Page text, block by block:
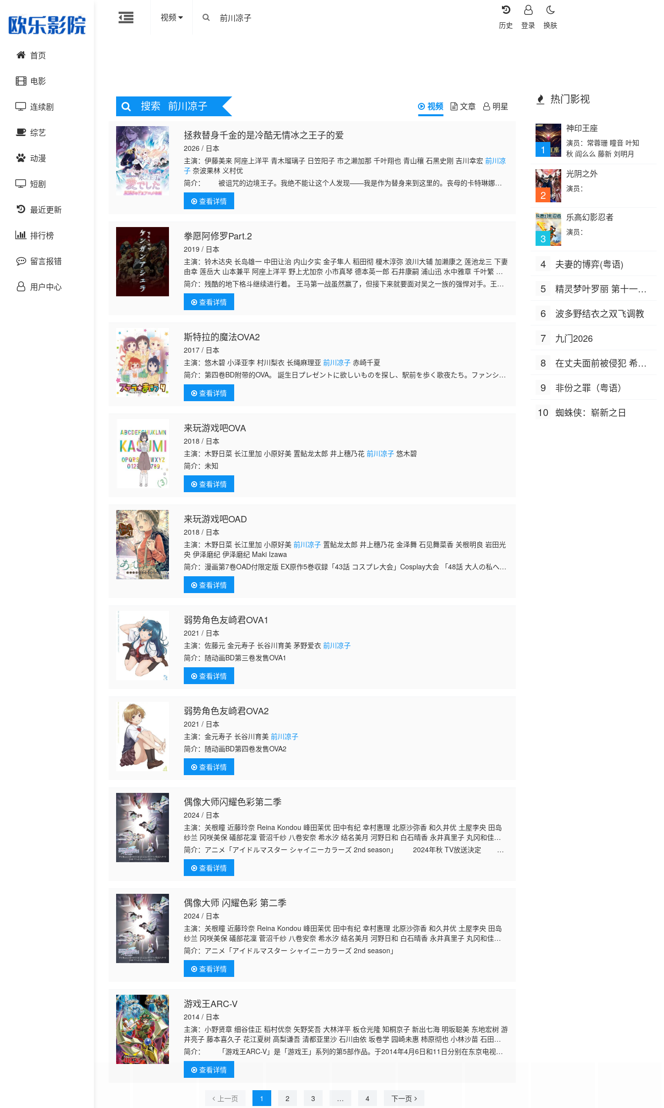
视频
换肤
登录
历史
首页
电影
动作片
喜剧片
爱情片
科幻片
恐怖片
剧情片
战争片
悬疑片
连续剧
国产剧
港台剧
日韩剧
欧美剧
泰国剧
综艺
大陆综艺
日韩综艺
港台综艺
欧美综艺
动漫
国产动漫
日韩动漫
欧美动漫
短剧
最近更新
排行榜
留言报错
用户中心
搜索 前川凉子 视频 文章 明星
拯救替身千金的是冷酷无情冰之王子的爱
2026 / 日本
主演：伊藤美来 阿座上洋平 青木瑠璃子 日笠阳子 市之濑加那 千叶翔也 青山穰 石黑史刚 吉川幸宏前川凉
子 奈波果林 义村优
简介：
被诅咒的边境王子。我绝不能让这个人发现——我是作为替身来到这里的。丧母的卡特琳娜，
在伯爵家中被继妹和继母虐待，过着佣人般的生活。某天，继妹在舞会上惹出事端，作为惩罚，被勒令前
往北方的边境伯爵领接受
查看详情
拳愿阿修罗Part.2
2019 / 日本
主演：铃木达央 长岛雄一 中田让治 内山夕实 金子隼人 稻田彻 榎木淳弥 浪川大辅 加濑康之 莲池龙三 下妻
由幸 莲岳大 山本兼平 阿座上洋平 野上尤加奈 小市真琴 德本英一郎 石井康嗣 浦山迅 水中雅章 千叶繁 广
濑裕也 黑泽朋世 松田健一郎 高桥良辅 铃木美园 平川大辅 龟冈洋孝 石田彰 白熊宽嗣前川凉子绪方惠
美 加藤将之 柴田秀胜 金尾哲夫 竹内荣治 柳泽荣治 马修·马萨尔巴罗 藤原启治 桑谷夏子 保志总一朗 小野
大辅 樱井孝宏 泽城千春 高桥伸也 村濑克辉 平田真菜 桧山修之 游佐浩二 小西克幸 星
简介：残酷的地下格斗继续进行着。 王马第一战虽然赢了，但接下来就要面对吴之一族的强悍对手。王马
将要如何杀出重围？
查看详情
斯特拉的魔法OVA2
2017 / 日本
主演：悠木碧 小泽亚李 村川梨衣 长绳麻理亚前川凉子 赤崎千夏
简介：第四卷BD附带的OVA。 誕生日プレゼントに欲しいものを探し、駅前を歩く歌夜たち。ファンシー
グッズのお店や紅茶のお店、洋服のお店などを見てまわるが歌夜の欲しいものは見つからない。そんな3
人がたど
查看详情
来玩游戏吧OVA
2018 / 日本
主演：木野日菜 长江里加 小原好美 置鲇龙太郎 井上穗乃花前川凉子 悠木碧
简介：未知
查看详情
来玩游戏吧OAD
2018 / 日本
主演：木野日菜 长江里加 小原好美前川凉子 置鲇龙太郎 井上穗乃花 金泽舞 石见舞菜香 关根明良 岩田光
央 伊泽磨纪 伊泽磨纪 Maki Izawa
简介：漫画第7卷OAD付限定版 EX原作5巻収録「43話 コスプレ大会」Cosplay大会 「48話 大人の私へ」
致长大后的我
查看详情
弱势角色友崎君OVA1
2021 / 日本
主演：佐藤元 金元寿子 长谷川育美 茅野爱衣前川凉子
简介： 随动画BD第三卷发售OVA1
查看详情
弱势角色友崎君OVA2
2021 / 日本
主演：金元寿子 长谷川育美前川凉子
简介： 随动画BD第四卷发售OVA2
查看详情
偶像大师闪耀色彩第二季
2024 / 日本
主演：关根瞳 近藤玲奈 Reina Kondou 峰田茉优 田中有纪 幸村惠理 北原沙弥香 和久井优 土屋李央 田岛
纱兰 冈咲美保 礒部花凜 菅沼千纱 八卷安奈 希水汐 结名美月 河野日和 白石晴香 永井真里子 丸冈和佳
奈 凉本秋穗 黑木穗乃香 前川凉子芝崎典子 夏目响平 山村响 津田健次郎
简介： アニメ「アイドルマスター シャイニーカラーズ 2nd season」 2024年秋 TV放送決定 放
送に先駆け、7月5日(金)より劇場先行上映
查看详情
偶像大师 闪耀色彩 第二季
2024 / 日本
主演：关根瞳 近藤玲奈 Reina Kondou 峰田茉优 田中有纪 幸村惠理 北原沙弥香 和久井优 土屋李央 田岛
纱兰 冈咲美保 礒部花凜 菅沼千纱 八卷安奈 希水汐 结名美月 河野日和 白石晴香 永井真里子 丸冈和佳
奈 凉本秋穗 黑木穗乃香 前川凉子芝崎典子 夏目响平 山村响 津田健次郎
简介： アニメ「アイドルマスター シャイニーカラーズ 2nd season」
查看详情
游戏王ARC-V
2014 / 日本
主演：小野贤章 细谷佳正 稻村优奈 矢野奖吾 大林洋平 板仓光隆 知桐京子 新出七海 明坂聪美 东地宏树 游
井亮子 藤本喜久子 花江夏树 高梨谦吾 清都亚里沙 石川由依 坂卷学 园崎未惠 柿原彻也 小林沙苗 石田
彰 大地叶 渊上舞 浪川大辅 高木万平 逢泽凛 金城大和 内山昂辉 村濑迪与前川凉子 高木心平 布里德卡特·
塞拉·惠美 浅沼晋太郎 石川界人 咲野俊介 星野贵纪 山路和弘
简介：
「游戏王ARC-V」是「游戏王」系列的第5部作品。于2014年4月6日和11日分别在东京电视台
和BS日本首播。在东京电视台于每周日17：30（北京时间16:30）放送。该作的角色原案不再由原作者高
查看详情
上一页 1 2 3 … 4 下一页
热门影视
1
神印王座
演员：常蓉珊 瞳音 叶知
秋 阎么么 藤新 刘明月
2
光阴之外
演员：
3
乐高幻影忍者
演员：
4 夫妻的博弈(粤语)
5
精灵梦叶罗丽 第十一季
6 波多野结衣之双飞调教
7 九门2026
8
在丈夫面前被侵犯 希岛
9 非份之罪（粤语）
10 蜘蛛侠：崭新之日